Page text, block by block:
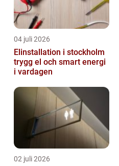
04 juli 2026
Elinstallation i stockholm
trygg el och smart energi
i vardagen
02 juli 2026